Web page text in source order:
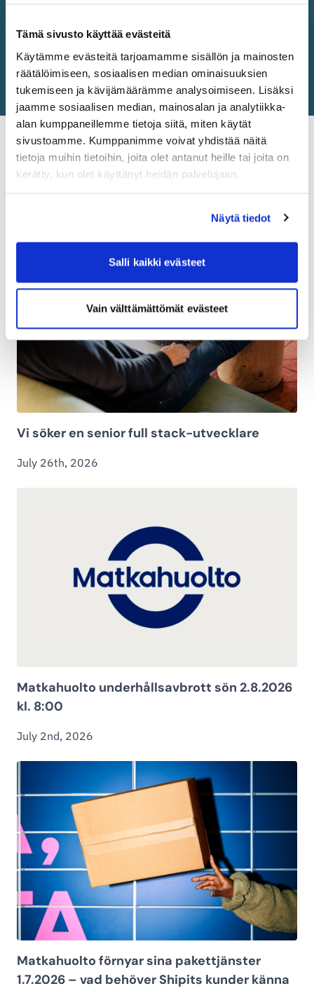
Tämä sivusto käyttää evästeitä
Käytämme evästeitä tarjoamamme sisällön ja mainosten
räätälöimiseen, sosiaalisen median ominaisuuksien
tukemiseen ja kävijämäärämme analysoimiseen. Lisäksi
jaamme sosiaalisen median, mainosalan ja analytiikka-
alan kumppaneillemme tietoja siitä, miten käytät
sivustoamme. Kumppanimme voivat yhdistää näitä
tietoja muihin tietoihin, joita olet antanut heille tai joita on
kerätty, kun olet käyttänyt heidän palvelujaan.
Näytä tiedot
Salli kaikki evästeet
Vain välttämättömät evästeet
företagsanvändare, varefter du kan logga in på
webbplatsen och ladda ner logopaketet.
Senaste nytt och aktuella
ärenden
Vi söker en senior full stack-utvecklare
July 26th, 2026
Matkahuolto underhållsavbrott sön 2.8.2026
kl. 8:00
July 2nd, 2026
Matkahuolto förnyar sina pakettjänster
1.7.2026 – vad behöver Shipits kunder känna